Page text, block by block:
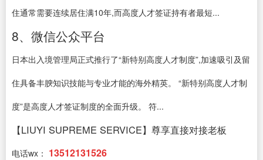
住通常需要连续居住满10年,而高度人才签证持有者最短...
8、微信公众平台
日本出入境管理局正式推行了“新特别高度人才制度”,加速吸引及留
住具备丰腴知识技能与专业才能的海外精英。 “新特别高度人才制
度”是高度人才签证制度的全面升级。 符...
【LIUYI SUPREME SERVICE】尊享直接对接老板
电话wx： 13512131526